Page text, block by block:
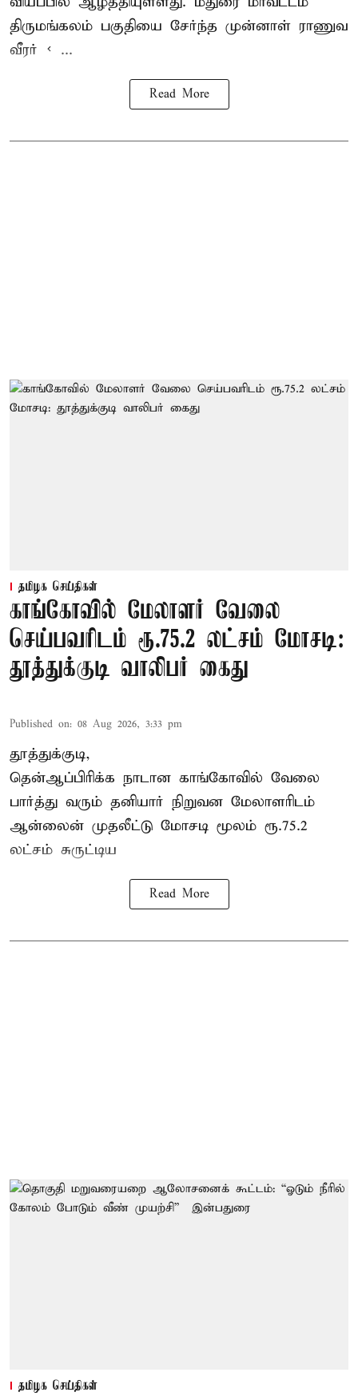
திருமங்கலம் பகுதியை சேர்ந்த முன்னாள் ராணுவ
வீரர் < ...
Read More
தமிழக செய்திகள்
காங்கோவில் மேலாளர் வேலை
செய்பவரிடம் ரூ.75.2 லட்சம் மோசடி:
தூத்துக்குடி வாலிபர் கைது
Published on: 08 Aug 2026, 3:33 pm
தூத்துக்குடி,
தென்ஆப்பிரிக்க நாடான காங்கோவில் வேலை
பார்த்து வரும் தனியார் நிறுவன மேலாளரிடம்
ஆன்லைன் முதலீட்டு மோசடி மூலம் ரூ.75.2
லட்சம் சுருட்டிய
Read More
தமிழக செய்திகள்